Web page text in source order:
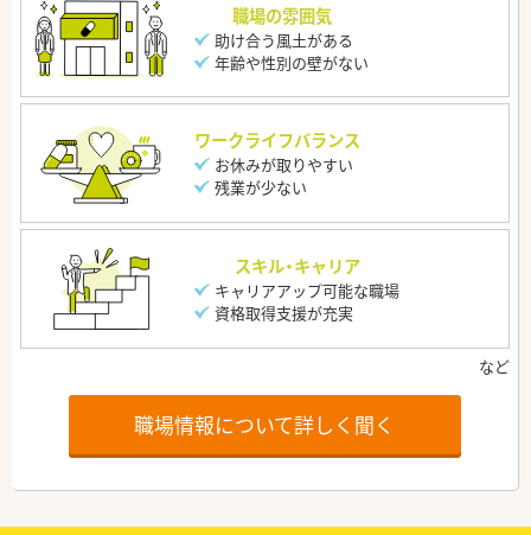
職場の雰囲気
助け合う風土がある
年齢や性別の壁がない
ワークライフバランス
お休みが取りやすい
残業が少ない
スキル・キャリア
キャリアアップ可能な職場
資格取得支援が充実
職場情報について詳しく聞く